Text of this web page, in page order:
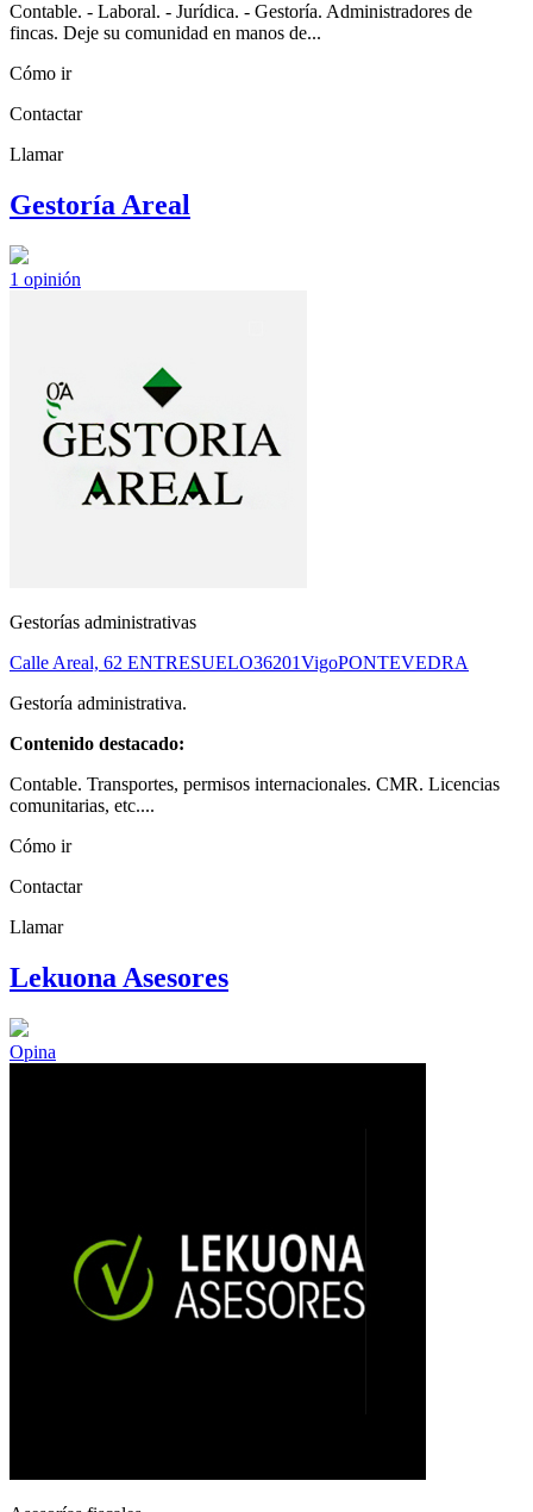
Contable. - Laboral. - Jurídica. - Gestoría. Administradores de
fincas. Deje su comunidad en manos de...
Cómo ir
Contactar
Llamar
Gestoría Areal
1 opinión
Gestorías administrativas
Calle Areal, 62 ENTRESUELO36201VigoPONTEVEDRA
Gestoría administrativa.
Contenido destacado:
Contable. Transportes, permisos internacionales. CMR. Licencias
comunitarias, etc....
Cómo ir
Contactar
Llamar
Lekuona Asesores
Opina